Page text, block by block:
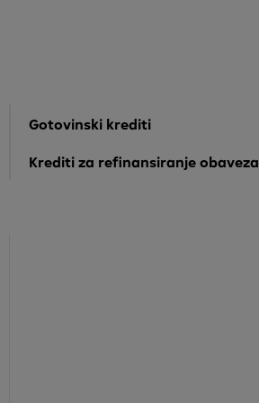
Gotovinski krediti
XS brzi Keš kredit
Krediti za refinansiranje obaveza